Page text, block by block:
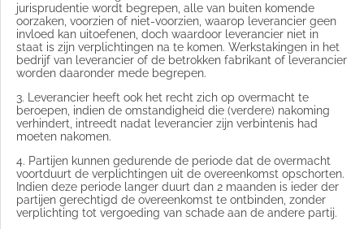
jurisprudentie wordt begrepen, alle van buiten komende
oorzaken, voorzien of niet-voorzien, waarop leverancier geen
invloed kan uitoefenen, doch waardoor leverancier niet in
staat is zijn verplichtingen na te komen. Werkstakingen in het
bedrijf van leverancier of de betrokken fabrikant of leverancier
worden daaronder mede begrepen.
3. Leverancier heeft ook het recht zich op overmacht te
beroepen, indien de omstandigheid die (verdere) nakoming
verhindert, intreedt nadat leverancier zijn verbintenis had
moeten nakomen.
4. Partijen kunnen gedurende de periode dat de overmacht
voortduurt de verplichtingen uit de overeenkomst opschorten.
Indien deze periode langer duurt dan 2 maanden is ieder der
partijen gerechtigd de overeenkomst te ontbinden, zonder
verplichting tot vergoeding van schade aan de andere partij.